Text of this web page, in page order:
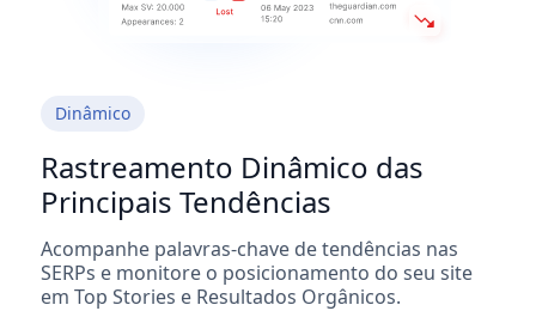
Dinâmico
Rastreamento Dinâmico das
Principais Tendências
Acompanhe palavras-chave de tendências nas
SERPs e monitore o posicionamento do seu site
em Top Stories e Resultados Orgânicos.